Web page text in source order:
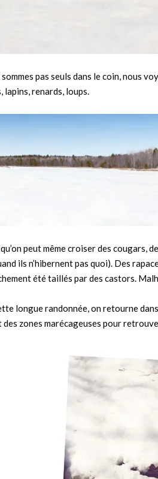
pas seuls dans le coin, nous
lapins, renards, loups.
peut même croiser des cougars,
ils n’hibernent pas quoi). Des
été taillés par des castors.
longue randonnée, on retourne
des zones marécageuses pour